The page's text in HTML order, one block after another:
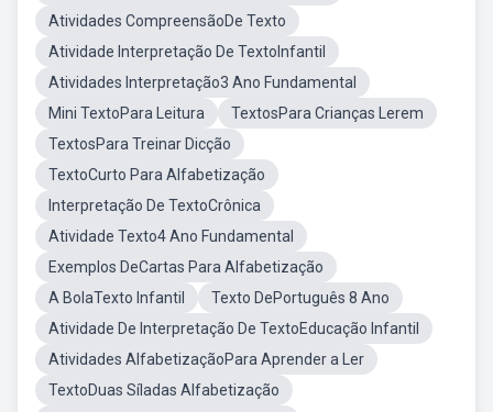
Atividades CompreensãoDe Texto
Atividade Interpretação De TextoInfantil
Atividades Interpretação3 Ano Fundamental
Mini TextoPara Leitura
TextosPara Crianças Lerem
TextosPara Treinar Dicção
TextoCurto Para Alfabetização
Interpretação De TextoCrônica
Atividade Texto4 Ano Fundamental
Exemplos DeCartas Para Alfabetização
A BolaTexto Infantil
Texto DePortuguês 8 Ano
Atividade De Interpretação De TextoEducação Infantil
Atividades AlfabetizaçãoPara Aprender a Ler
TextoDuas Síladas Alfabetização